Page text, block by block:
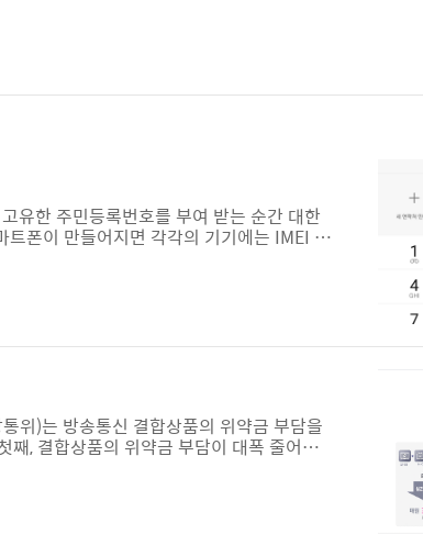
유한 주민등록번호를 부여 받는 순간 대한
폰이 만들어지면 각각의 기기에는 IMEI 라
기도 하고 때론 기기를 분실 했을경우 해
주 중요한 코드 입니다. IMEI(Internation
위)는 방송통신 결합상품의 위약금 부담을
째, 결합상품의 위약금 부담이 대폭 줄어든
비자들의 위약금(할인반환금) 부담이 컸
으로 개편하여, 현재보다 위약금 증가분이